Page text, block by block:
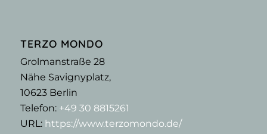
TERZO MONDO
Grolmanstraße 28
Nähe Savignyplatz,
10623Berlin
Telefon: +49 30 8815261
URL: https://www.terzomondo.de/